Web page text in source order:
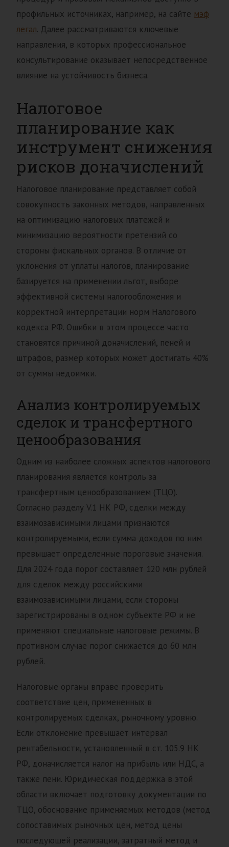
профильных источниках, например, на сайте мэф
легал. Далее рассматриваются ключевые
направления, в которых профессиональное
консультирование оказывает непосредственное
влияние на устойчивость бизнеса.
Налоговое
планирование как
инструмент снижения
рисков доначислений
Налоговое планирование представляет собой
совокупность законных методов, направленных
на оптимизацию налоговых платежей и
минимизацию вероятности претензий со
стороны фискальных органов. В отличие от
уклонения от уплаты налогов, планирование
базируется на применении льгот, выборе
эффективной системы налогообложения и
корректной интерпретации норм Налогового
кодекса РФ. Ошибки в этом процессе часто
становятся причиной доначислений, пеней и
штрафов, размер которых может достигать 40%
от суммы недоимки.
Анализ контролируемых
сделок и трансфертного
ценообразования
Одним из наиболее сложных аспектов налогового
планирования является контроль за
трансфертным ценообразованием (ТЦО).
Согласно разделу V.1 НК РФ, сделки между
взаимозависимыми лицами признаются
контролируемыми, если сумма доходов по ним
превышает определенные пороговые значения.
Для 2024 года порог составляет 120 млн рублей
для сделок между российскими
взаимозависимыми лицами, если стороны
зарегистрированы в одном субъекте РФ и не
применяют специальные налоговые режимы. В
противном случае порог снижается до 60 млн
рублей.
Налоговые органы вправе проверить
соответствие цен, примененных в
контролируемых сделках, рыночному уровню.
Если отклонение превышает интервал
рентабельности, установленный в ст. 105.9 НК
РФ, доначисляется налог на прибыль или НДС, а
также пени. Юридическая поддержка в этой
области включает подготовку документации по
ТЦО, обоснование применяемых методов (метод
сопоставимых рыночных цен, метод цены
последующей реализации, затратный метод и